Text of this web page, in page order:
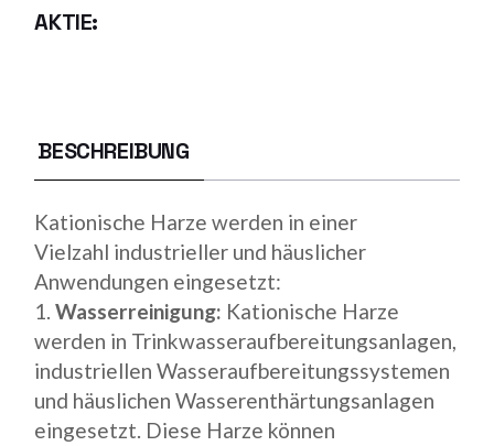
AKTIE:
BESCHREIBUNG
Kationische Harze werden in einer
Vielzahl industrieller und häuslicher
Anwendungen eingesetzt:
Wasserreinigung: Kationische Harze
werden in Trinkwasseraufbereitungsanlagen,
industriellen Wasseraufbereitungssystemen
und häuslichen Wasserenthärtungsanlagen
eingesetzt. Diese Harze können